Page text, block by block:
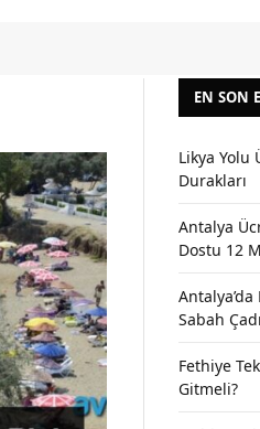
EN SON
Likya Yolu
Durakları
Antalya
Dostu 12
Antalya’da
Sabah
Fethiye
Gitmeli?